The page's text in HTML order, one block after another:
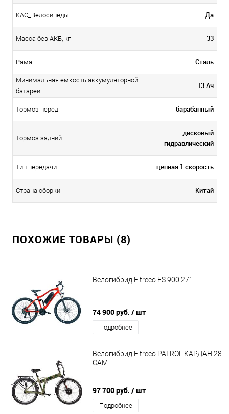
КАС_Велосипеды Да
Масса без АКБ, кг 33
Рама Сталь
Минимальная емкость аккумуляторной
батареи
13 Ач
Тормоз перед. барабанный
Тормоз задний
дисковый
гидравлический
Тип передачи цепная 1 скорость
Страна сборки Китай
ПОХОЖИЕ ТОВАРЫ (8)
Велогибрид Eltreco FS 900 27"
74 900 руб. / шт
Подробнее
Велогибрид Eltreco PATROL КАРДАН 28
CAM
97 700 руб. / шт
Подробнее